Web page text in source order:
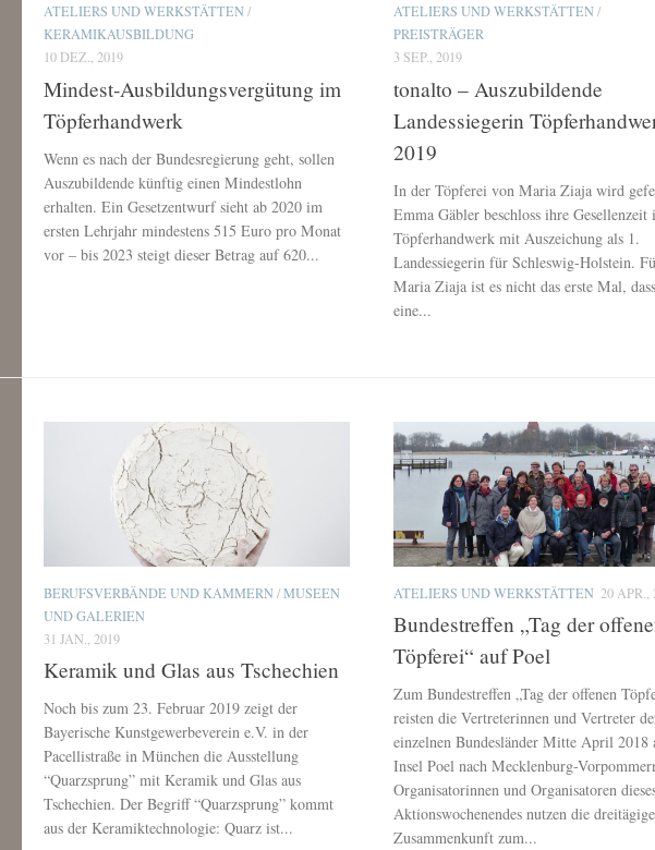
ATELIERS UND WERKSTÄTTEN/
KERAMIKAUSBILDUNG
10 DEZ., 2019
Mindest-Ausbildungsvergütung im
Töpferhandwerk
Wenn es nach der Bundesregierung geht, sollen
Auszubildende künftig einen Mindestlohn
erhalten. Ein Gesetzentwurf sieht ab 2020 im
ersten Lehrjahr mindestens 515 Euro pro Monat
vor – bis 2023 steigt dieser Betrag auf 620...
ATELIERS UND WERKSTÄTTEN/
PREISTRÄGER
3 SEP., 2019
tonalto – Auszubildende
Landessiegerin
2019
In der Töpferei von Maria Ziaja wird
Emma Gäbler beschloss ihre Gesellenzeit
Töpferhandwerk mit Auszeichung als 1.
Landessiegerin für Schleswig-Holstein.
Maria Ziaja ist es nicht das erste Mal,
eine...
BERUFSVERBÄNDE UND KAMMERN/MUSEEN
UND GALERIEN
31 JAN., 2019
Keramik und Glas aus Tschechien
Noch bis zum 23. Februar 2019 zeigt der
Bayerische Kunstgewerbeverein e.V. in der
Pacellistraße in München die Ausstellung
“Quarzsprung” mit Keramik und Glas aus
Tschechien. Der Begriff “Quarzsprung” kommt
aus der Keramiktechnologie: Quarz ist...
ATELIERS UND WERKSTÄTTEN 20 APR.,
Bundestreffen „Tag der
Töpferei“ auf Poel
Zum Bundestreffen „Tag der offenen
reisten die Vertreterinnen und Vertreter
einzelnen Bundesländer Mitte April 2018
Insel Poel nach Mecklenburg-
Organisatorinnen und Organisatoren
Aktionswochenendes nutzen die dreitägige
Zusammenkunft zum...